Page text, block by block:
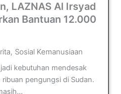
LAZNAS Al Irsyad
Bantuan 12.000
, Sosial Kemanusiaan
kebutuhan mendesak
pengungsi di Sudan.